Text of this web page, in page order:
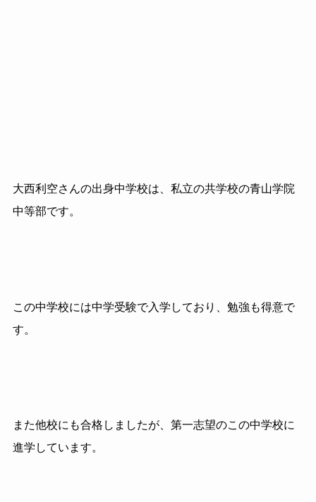
大西利空さんの出身中学校は、私立の共学校の青山学院
中等部です。
この中学校には中学受験で入学しており、勉強も得意で
す。
また他校にも合格しましたが、第一志望のこの中学校に
進学しています。